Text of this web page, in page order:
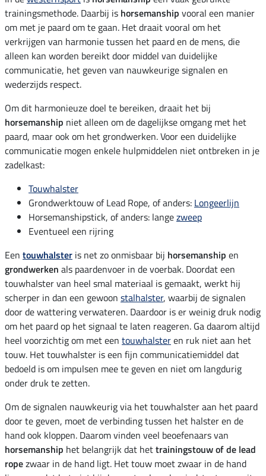
trainingsmethode. Daarbij is horsemanship vooral een manier
om met je paard om te gaan. Het draait vooral om het
verkrijgen van harmonie tussen het paard en de mens, die
alleen kan worden bereikt door middel van duidelijke
communicatie, het geven van nauwkeurige signalen en
wederzijds respect.
Om dit harmonieuze doel te bereiken, draait het bij
horsemanship niet alleen om de dagelijkse omgang met het
paard, maar ook om het grondwerken. Voor een duidelijke
communicatie mogen enkele hulpmiddelen niet ontbreken in je
zadelkast:
Touwhalster
Grondwerktouw of Lead Rope, of anders: Longeerlijn
Horsemanshipstick, of anders: langezweep
Eventueel een rijring
Een touwhalster is net zo onmisbaar bij horsemanship en
grondwerken als paardenvoer in de voerbak. Doordat een
touwhalster van heel smal materiaal is gemaakt, werkt hij
scherper in dan een gewoon stalhalster, waarbij de signalen
door de wattering verwateren. Daardoor is er weinig druk nodig
om het paard op het signaal te laten reageren. Ga daarom altijd
heel voorzichtig om met een touwhalsteren ruk niet aan het
touw. Het touwhalster is een fijn communicatiemiddel dat
bedoeld is om impulsen mee te geven en niet om langdurig
onder druk te zetten.
Om de signalen nauwkeurig via het touwhalster aan het paard
door te geven, moet de verbinding tussen het halster en de
hand ook kloppen. Daarom vinden veel beoefenaars van
horsemanship het belangrijk dat hettrainingstouw of de lead
ropezwaar in de hand ligt. Het touw moet zwaar in de hand